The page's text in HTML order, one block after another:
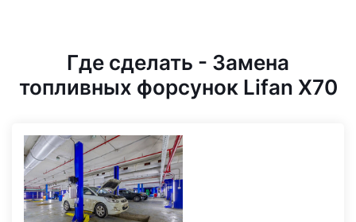
Где сделать - Замена
топливных форсунок Lifan X70